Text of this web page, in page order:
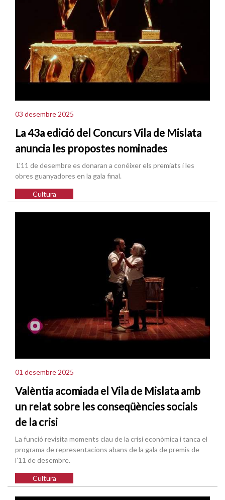
03 desembre 2025
La 43a edició del Concurs Vila de Mislata
anuncia les propostes nominades
L'11 de desembre es donaran a conéixer els premiats i les
obres guanyadores en la gala final.
Cultura
01 desembre 2025
Valèntia acomiada el Vila de Mislata amb
un relat sobre les conseqüències socials
de la crisi
La funció revisita moments clau de la crisi econòmica i tanca el
programa de representacions abans de la gala de premis de
l’11 de desembre.
Cultura